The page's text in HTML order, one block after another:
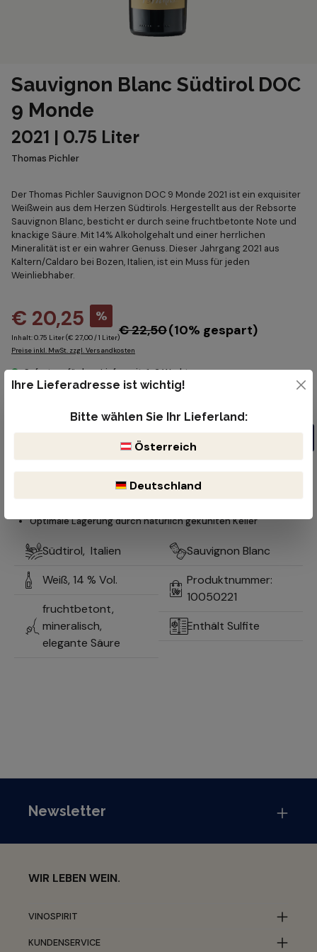
Sauvignon Blanc Südtirol DOC
9 Monde
2021 | 0.75 Liter
Thomas Pichler
Der Thomas Pichler Sauvignon DOC 9 Monde 2021 ist ein exquisiter
Weißwein aus dem Herzen Südtirols. Hergestellt aus der Rebsorte
Sauvignon Blanc, besticht er durch seine fruchtbetonte Note und
knackige Säure. Mit 14% Alkoholgehalt und einer herrlichen
Mineralität ist er ein wahrer Genuss. Dieser Jahrgang 2021 aus
Kaltern/Caldaro bei Bozen, Italien, ist ein Muss für jeden
Weinliebhaber.
€ 20,25
%
€ 22,50(10% gespart)
Inhalt:0.75 Liter(€ 27,00 / 1 Liter)
Preise inkl. MwSt. zzgl. Versandkosten
Sofort verfügbar, Lieferzeit: 1-2 Werktage
Produkt Anzahl: Gib den gewünschten Wert ein oder benutze die Schaltflächen um die Anzahl
In den Warenkorb
Lieferzeit 1-2 Werktage
Optimale Lagerung durch natürlich gekühlten Keller
Südtirol, Italien
Weiß, 14 % Vol.
fruchtbetont,
mineralisch,
elegante Säure
Sauvignon Blanc
Produktnummer:
10050221
Enthält Sulfite
Newsletter
WIR LEBEN WEIN.
VINOSPIRIT
KUNDENSERVICE
Ihre Lieferadresse ist wichtig!
Bitte wählen Sie Ihr Lieferland:
Österreich
Deutschland